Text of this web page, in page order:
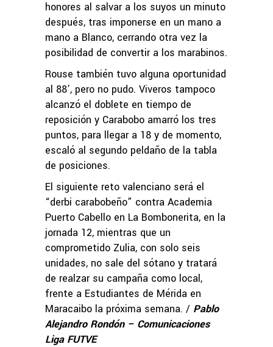
honores al salvar a los suyos un minuto
después, tras imponerse en un mano a
mano a Blanco, cerrando otra vez la
posibilidad de convertir a los marabinos.
Rouse también tuvo alguna oportunidad
al 88’, pero no pudo. Viveros tampoco
alcanzó el doblete en tiempo de
reposición y Carabobo amarró los tres
puntos, para llegar a 18 y de momento,
escaló al segundo peldaño de la tabla
de posiciones.
El siguiente reto valenciano será el
“derbi carabobeño” contra Academia
Puerto Cabello en La Bombonerita, en la
jornada 12, mientras que un
comprometido Zulia, con solo seis
unidades, no sale del sótano y tratará
de realzar su campaña como local,
frente a Estudiantes de Mérida en
Maracaibo la próxima semana. / Pablo
Alejandro Rondón – Comunicaciones
Liga FUTVE